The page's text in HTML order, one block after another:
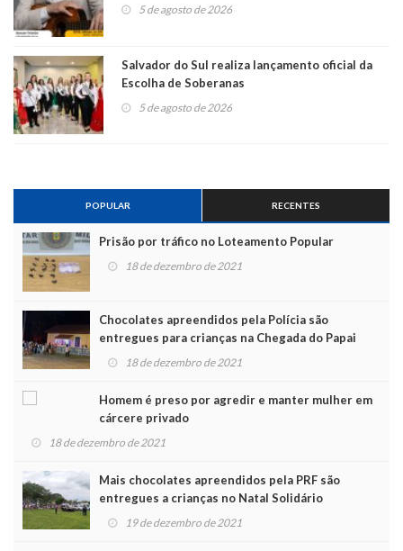
5 de agosto de 2026
Salvador do Sul realiza lançamento oficial da
Escolha de Soberanas
5 de agosto de 2026
POPULAR RECENTES
Prisão por tráfico no Loteamento Popular
18 de dezembro de 2021
Chocolates apreendidos pela Polícia são
entregues para crianças na Chegada do Papai
Noel
18 de dezembro de 2021
Homem é preso por agredir e manter mulher em
cárcere privado
18 de dezembro de 2021
Mais chocolates apreendidos pela PRF são
entregues a crianças no Natal Solidário
19 de dezembro de 2021